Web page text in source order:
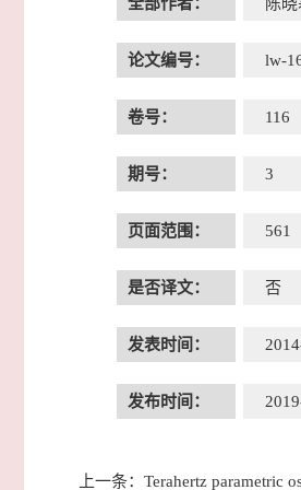
论文编号： lw-
卷号： 116
期号： 3
页面范围： 561
是否译文： 否
发表时间：
发布时间：
上一条： Terahertz parametric